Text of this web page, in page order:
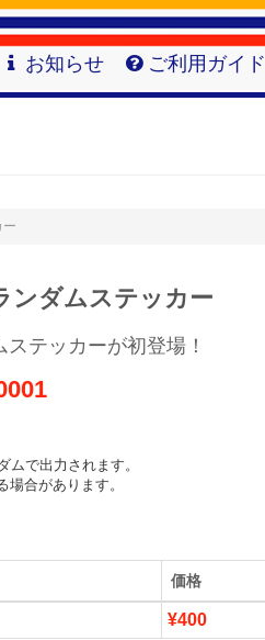
お知らせ ご利用ガイド
ンダムステッカー
ステッカーが初登場！
で出力されます。
合があります。
価格
¥400